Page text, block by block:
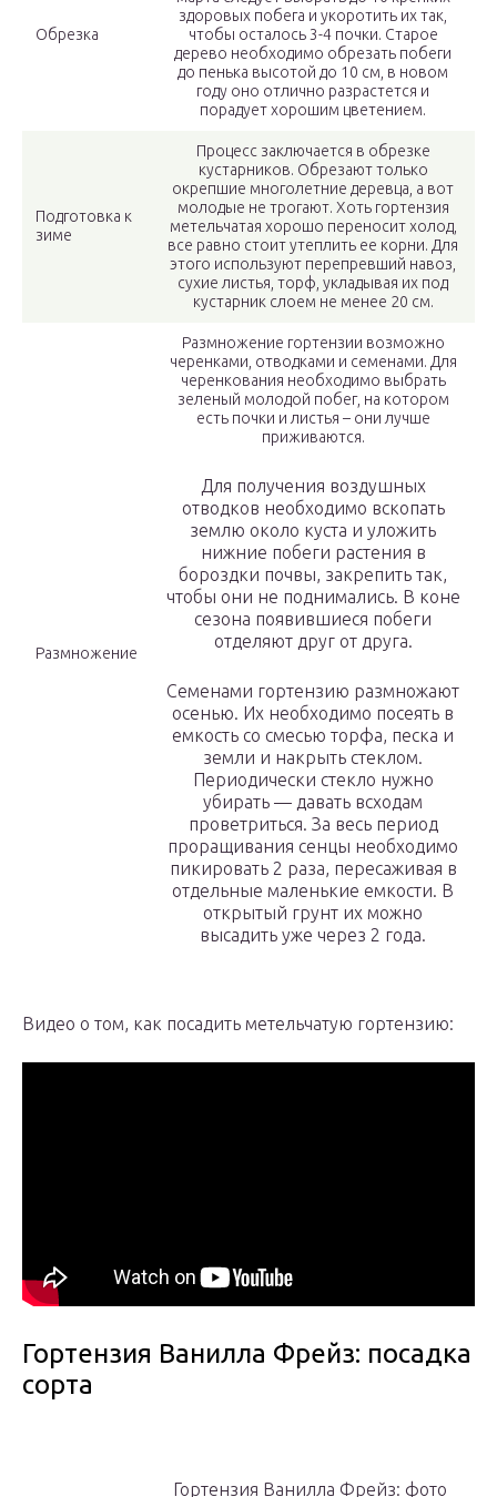
Обрезка
здоровых побега и укоротить их так,
чтобы осталось 3-4 почки. Старое
дерево необходимо обрезать побеги
до пенька высотой до 10 см, в новом
году оно отлично разрастется и
порадует хорошим цветением.
Подготовка к
зиме
Процесс заключается в обрезке
кустарников. Обрезают только
окрепшие многолетние деревца, а вот
молодые не трогают. Хоть гортензия
метельчатая хорошо переносит холод,
все равно стоит утеплить ее корни. Для
этого используют перепревший навоз,
сухие листья, торф, укладывая их под
кустарник слоем не менее 20 см.
Размножение
Размножение гортензии возможно
черенками, отводками и семенами. Для
черенкования необходимо выбрать
зеленый молодой побег, на котором
есть почки и листья – они лучше
приживаются.
Для получения воздушных
отводков необходимо вскопать
землю около куста и уложить
нижние побеги растения в
бороздки почвы, закрепить так,
чтобы они не поднимались. В коне
сезона появившиеся побеги
отделяют друг от друга.
Семенами гортензию размножают
осенью. Их необходимо посеять в
емкость со смесью торфа, песка и
земли и накрыть стеклом.
Периодически стекло нужно
убирать — давать всходам
проветриться. За весь период
проращивания сенцы необходимо
пикировать 2 раза, пересаживая в
отдельные маленькие емкости. В
открытый грунт их можно
высадить уже через 2 года.
Видео о том, как посадить метельчатую гортензию:
Гортензия Ванилла Фрейз: посадка
сорта
Гортензия Ванилла Фрейз: фото